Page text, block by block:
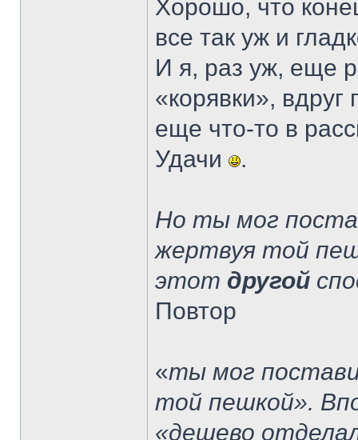
Хорошо, что
все так уж и
И я, раз уж, еще
«корявки», вдруг
еще что-то в
Удачи
.
Но ты мог
жертвуя той
этот другой
Повтор
«ты мог
той пешкой».
«дешево